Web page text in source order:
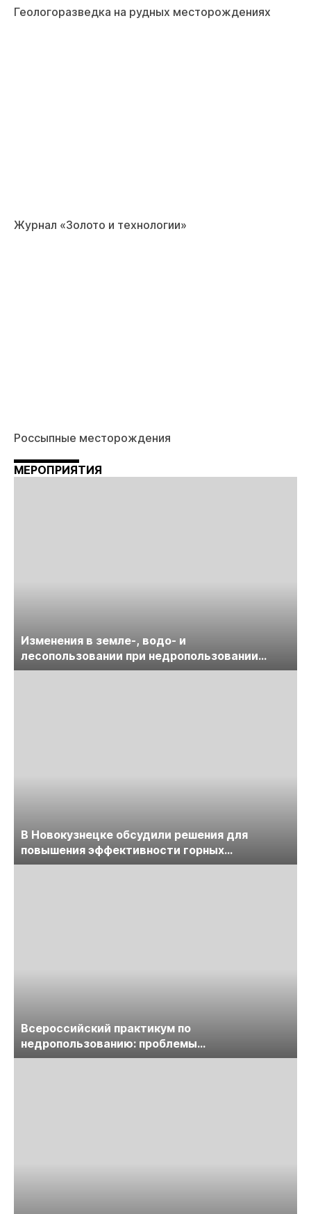
Геологоразведка на рудных месторождениях
Журнал «Золото и технологии»
Россыпные месторождения
МЕРОПРИЯТИЯ
Изменения в земле-, водо- и
лесопользовании при недропользовании
обсудят на семинаре «ПравоТЭК»
В Новокузнецке обсудили решения для
повышения эффективности горных
предприятий
Всероссийский практикум по
недропользованию: проблемы
лицензирования, цифровизации, экспертизы